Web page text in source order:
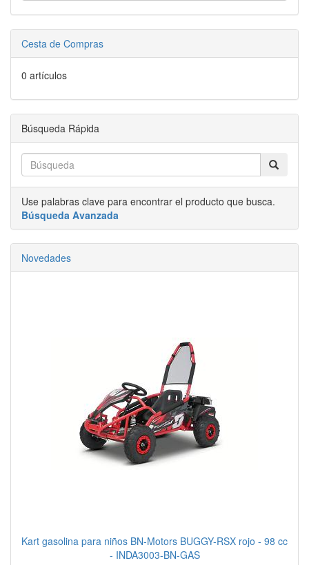
Cesta de Compras
0 artículos
Búsqueda Rápida
Use palabras clave para encontrar el producto que busca.
Búsqueda Avanzada
Novedades
Kart gasolina para niños BN-Motors BUGGY-RSX rojo - 98 cc
- INDA3003-BN-GAS